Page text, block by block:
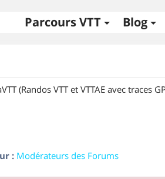
Parcours VTT Blog
(Randos VTT et VTTAE avec traces
: Modérateurs des Forums